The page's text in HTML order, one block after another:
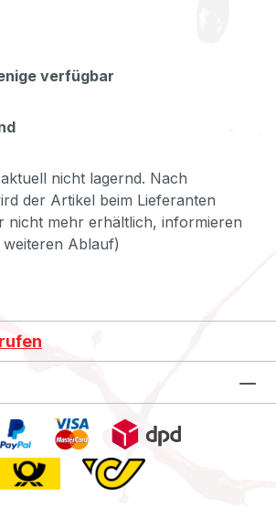
verfügbar
nicht lagernd. Nach
der Artikel beim Lieferanten
nicht mehr erhältlich, informieren
Ablauf)